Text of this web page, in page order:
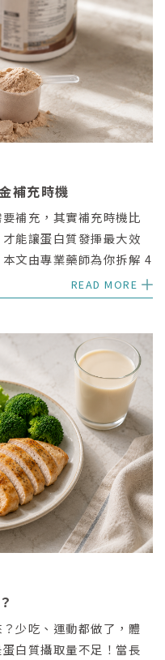
補充時機
補充，其實補充時機比
能讓蛋白質發揮最大效
文由專業藥師為你拆解 4
，讓你在減重路上事半
READ MORE
少吃、運動都做了，體
白質攝取量不足！當長